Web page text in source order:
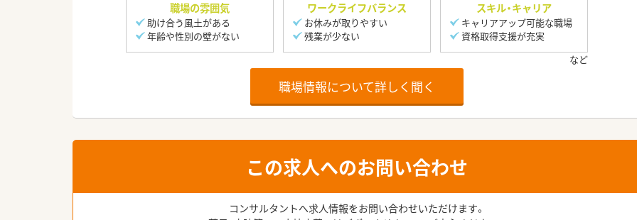
職場の雰囲気
助け合う風土がある
年齢や性別の壁がない
ワークライフバランス
お休みが取りやすい
残業が少ない
スキル・キャリア
キャリアアップ可能な職場
資格取得支援が充実
職場情報について詳しく聞く
この求人へのお問い合わせ
コンサルタントへ求人情報をお問い合わせいただけます。